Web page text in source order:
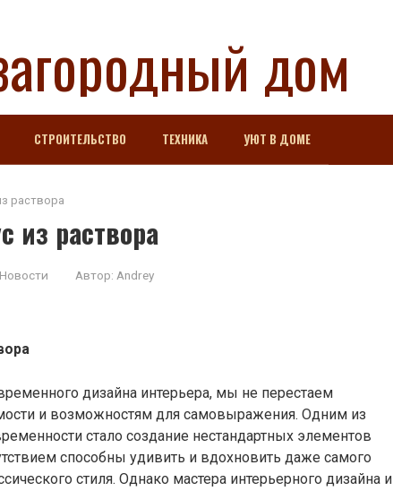
дом
СТРОИТЕЛЬСТВО ТЕХНИКА УЮТ В ДОМЕ
раствора
из раствора
Новости Автор: Andrey
дизайна интерьера, мы не перестаем
и возможностям для самовыражения. Одним из
стало создание нестандартных элементов
способны удивить и вдохновить даже самого
стиля. Однако мастера интерьерного дизайна и